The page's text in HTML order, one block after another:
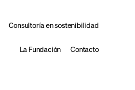
Consultoría en sostenibilidad
La Fundación Contacto